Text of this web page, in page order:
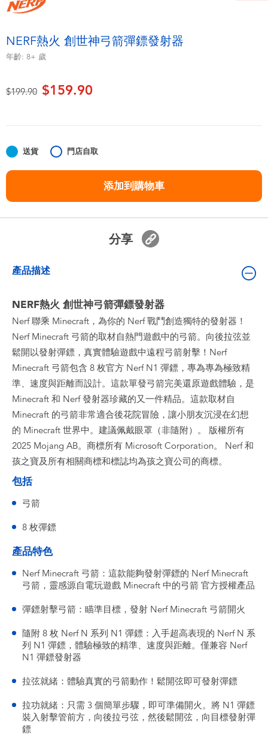
毛毛公仔玩具
夏日用品
任天堂 Switch
NERF熱火 創世神弓箭彈鏢發射器
年齡: 8+ 歲
價格從
$199.90至$159.90
送貨 門店自取
添加到購物車
分享
產品描述
NERF熱火 創世神弓箭彈鏢發射器
Nerf 聯乘 Minecraft，為你的 Nerf 戰鬥創造獨特的發射器！
Nerf Minecraft 弓箭的取材自熱門遊戲中的弓箭。向後拉弦並
鬆開以發射彈鏢，真實體驗遊戲中遠程弓箭射擊！Nerf
Minecraft 弓箭包含 8 枚官方 Nerf N1 彈鏢，專為專為極致精
準、速度與距離而設計。這款單發弓箭完美還原遊戲體驗，是
Minecraft 和 Nerf 發射器珍藏的又一件精品。這款取材自
Minecraft 的弓箭非常適合後花院冒險，讓小朋友沉浸在幻想
的 Minecraft 世界中。建議佩戴眼罩（非隨附）。 版權所有
2025 Mojang AB。商標所有 Microsoft Corporation。 Nerf 和
孩之寶及所有相關商標和標誌均為孩之寶公司的商標。
包括
弓箭
8 枚彈鏢
產品特色
Nerf Minecraft 弓箭：這款能夠發射彈鏢的 Nerf Minecraft
弓箭，靈感源自電玩遊戲 Minecraft 中的弓箭 官方授權產品
彈鏢射擊弓箭：瞄準目標，發射 Nerf Minecraft 弓箭開火
隨附 8 枚 Nerf N 系列 N1 彈鏢：入手超高表現的 Nerf N 系
列 N1 彈鏢，體驗極致的精準、速度與距離。僅兼容 Nerf
N1 彈鏢發射器
拉弦就緒：體驗真實的弓箭動作！鬆開弦即可發射彈鏢
拉功就緒：只需 3 個簡單步驟，即可準備開火。將 N1 彈鏢
裝入射擊管前方，向後拉弓弦，然後鬆開弦，向目標發射彈
鏢